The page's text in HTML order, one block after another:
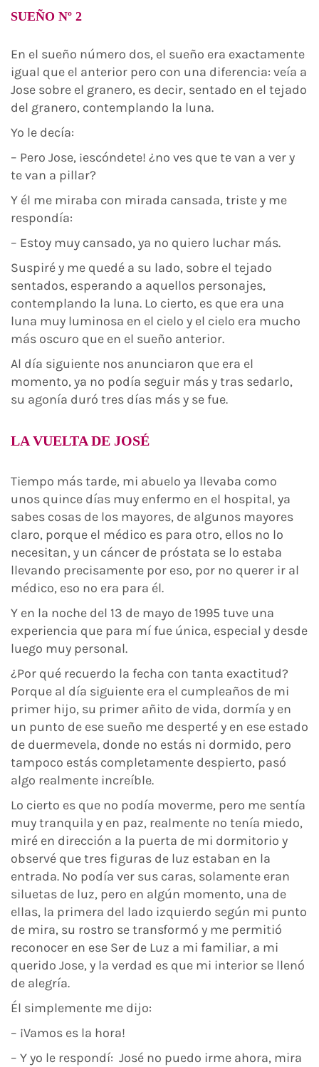
SUEÑO Nº 2
En el sueño número dos, el sueño era exactamente
igual que el anterior pero con una diferencia: veía a
Jose sobre el granero, es decir, sentado en el tejado
del granero, contemplando la luna.
Yo le decía:
– Pero Jose, ¡escóndete! ¿no ves que te van a ver y
te van a pillar?
Y él me miraba con mirada cansada, triste y me
respondía:
– Estoy muy cansado, ya no quiero luchar más.
Suspiré y me quedé a su lado, sobre el tejado
sentados, esperando a aquellos personajes,
contemplando la luna. Lo cierto, es que era una
luna muy luminosa en el cielo y el cielo era mucho
más oscuro que en el sueño anterior.
Al día siguiente nos anunciaron que era el
momento, ya no podía seguir más y tras sedarlo,
su agonía duró tres días más y se fue.
LA VUELTA DE JOSÉ
Tiempo más tarde, mi abuelo ya llevaba como
unos quince días muy enfermo en el hospital, ya
sabes cosas de los mayores, de algunos mayores
claro, porque el médico es para otro, ellos no lo
necesitan, y un cáncer de próstata se lo estaba
llevando precisamente por eso, por no querer ir al
médico, eso no era para él.
Y en la noche del 13 de mayo de 1995 tuve una
experiencia que para mí fue única, especial y desde
luego muy personal.
¿Por qué recuerdo la fecha con tanta exactitud?
Porque al día siguiente era el cumpleaños de mi
primer hijo, su primer añito de vida, dormía y en
un punto de ese sueño me desperté y en ese estado
de duermevela, donde no estás ni dormido, pero
tampoco estás completamente despierto, pasó
algo realmente increíble.
Lo cierto es que no podía moverme, pero me sentía
muy tranquila y en paz, realmente no tenía miedo,
miré en dirección a la puerta de mi dormitorio y
observé que tres figuras de luz estaban en la
entrada. No podía ver sus caras, solamente eran
siluetas de luz, pero en algún momento, una de
ellas, la primera del lado izquierdo según mi punto
de mira, su rostro se transformó y me permitió
reconocer en ese Ser de Luz a mi familiar, a mi
querido Jose, y la verdad es que mi interior se llenó
de alegría.
Él simplemente me dijo:
– ¡Vamos es la hora!
– Y yo le respondí: José no puedo irme ahora, mira